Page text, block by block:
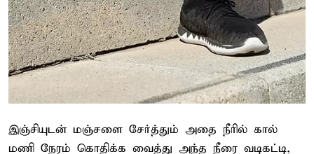
இஞ்சியுடன் மஞ்சளை சேர்த்தும் அதை நீரில் கால்
மணி நேரம் கொதிக்க வைத்து அந்த நீரை வடிகட்டி,